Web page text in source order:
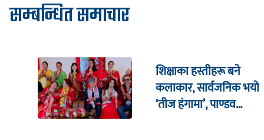
सम्बन्धित समाचार
शिक्षाका हस्तीहरू बने
कलाकार, सार्वजनिक भयो
‘तीज हंगामा’, पाण्डव